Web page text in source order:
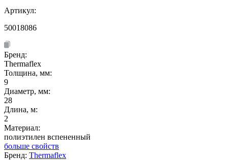
Артикул:
50018086
Бренд:
Thermaflex
Толщина, мм:
9
Диаметр, мм:
28
Длина, м:
2
Материал:
полиэтилен вспененный
больше свойств
Бренд: Thermaflex